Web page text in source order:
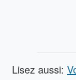
Lisez aussi: